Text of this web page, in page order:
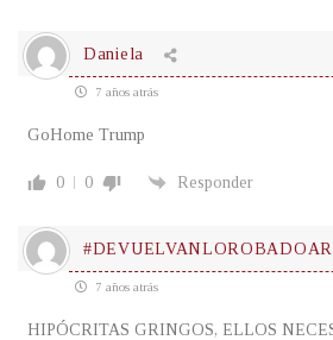
Daniela
7 años atrás
GoHome Trump
0 0 Responder
7 años atrás
HIPÓCRITAS GRINGOS, ELLOS